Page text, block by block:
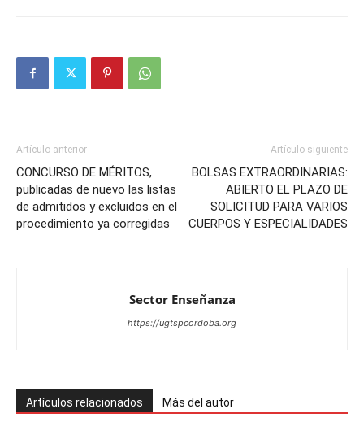
Artículo anterior
CONCURSO DE MÉRITOS,
publicadas de nuevo las listas
de admitidos y excluidos en el
procedimiento ya corregidas
Artículo siguiente
BOLSAS EXTRAORDINARIAS:
ABIERTO EL PLAZO DE
SOLICITUD PARA VARIOS
CUERPOS Y ESPECIALIDADES
Sector Enseñanza
https://ugtspcordoba.org
Artículos relacionados Más del autor